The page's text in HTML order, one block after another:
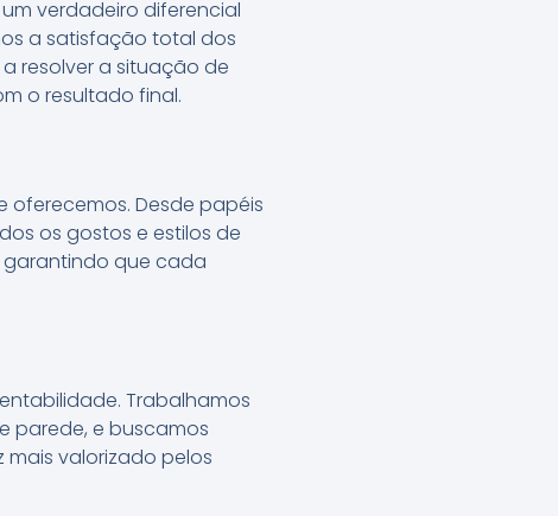
um verdadeiro diferencial
a satisfação total dos
resolver a situação de
o resultado final.
Desde papéis
os gostos e estilos de
garantindo que cada
Trabalhamos
parede, e buscamos
mais valorizado pelos